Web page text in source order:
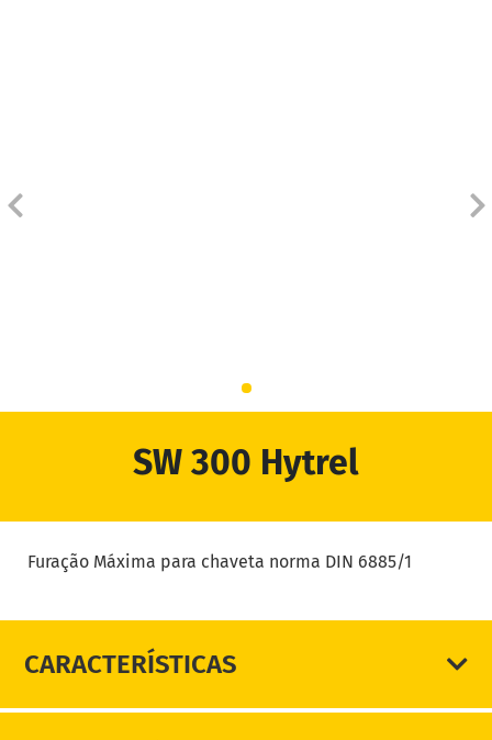
DOWNLOADS
DIMENSIONE SEU ACOPLAMENTO
SW 300 Hytrel
Furação Máxima para chaveta norma DIN 6885/1
CARACTERÍSTICAS